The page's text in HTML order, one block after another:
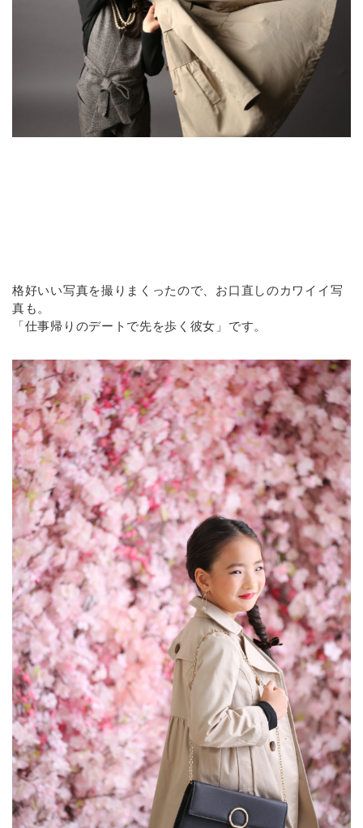
格好いい写真を撮りまくったので、お口直しのカワイイ写
真も。
「仕事帰りのデートで先を歩く彼女」です。